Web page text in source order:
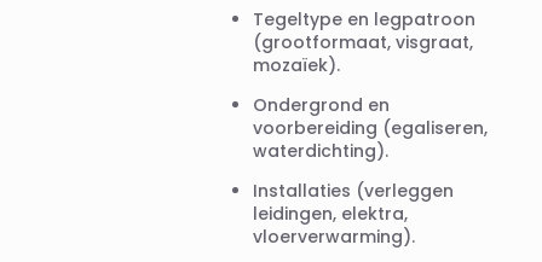
Tegeltype en legpatroon
(grootformaat, visgraat,
mozaïek).
Ondergrond en
voorbereiding (egaliseren,
waterdichting).
Installaties (verleggen
leidingen, elektra,
vloerverwarming).